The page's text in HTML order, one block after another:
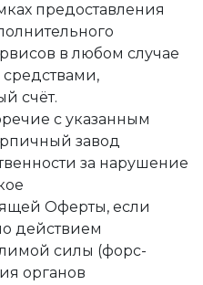
предоставления
в любом случае
счёт.
с указанным
завод
за нарушение
Оферты, если
действием
силы (форс-
органов